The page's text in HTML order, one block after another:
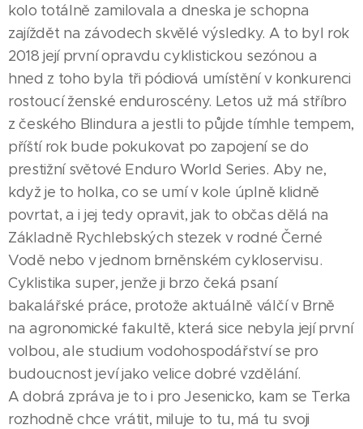
kolo totálně zamilovala a dneska je schopna
zajíždět na závodech skvělé výsledky. A to byl rok
2018 její první opravdu cyklistickou sezónou a
hned z toho byla tři pódiová umístění v konkurenci
rostoucí ženské enduroscény. Letos už má stříbro
z českého Blindura a jestli to půjde tímhle tempem,
příští rok bude pokukovat po zapojení se do
prestižní světové Enduro World Series. Aby ne,
když je to holka, co se umí v kole úplně klidně
povrtat, a i jej tedy opravit, jak to občas dělá na
Základně Rychlebských stezek v rodné Černé
Vodě nebo v jednom brněnském cykloservisu.
Cyklistika super, jenže ji brzo čeká psaní
bakalářské práce, protože aktuálně válčí v Brně
na agronomické fakultě, která sice nebyla její první
volbou, ale studium vodohospodářství se pro
budoucnost jeví jako velice dobré vzdělání.
A dobrá zpráva je to i pro Jesenicko, kam se Terka
rozhodně chce vrátit, miluje to tu, má tu svoji